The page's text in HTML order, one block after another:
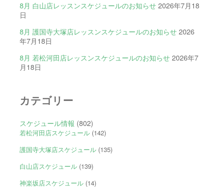
8月 白山店レッスンスケジュールのお知らせ 2026年7月18
日
8月 護国寺大塚店レッスンスケジュールのお知らせ 2026
年7月18日
8月 若松河田店レッスンスケジュールのお知らせ 2026年7
月18日
カテゴリー
スケジュール情報 (802)
若松河田店スケジュール(142)
護国寺大塚店スケジュール(135)
白山店スケジュール(139)
神楽坂店スケジュール(14)